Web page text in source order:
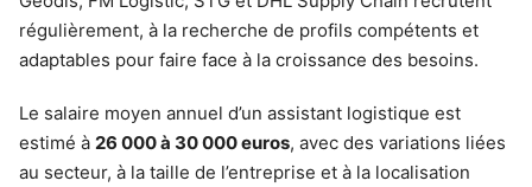
régulièrement, à la recherche de profils compétents et
adaptables pour faire face à la croissance des besoins.
Le salaire moyen annuel d’un assistant logistique est
estimé à 26 000 à 30 000 euros, avec des variations liées
au secteur, à la taille de l’entreprise et à la localisation